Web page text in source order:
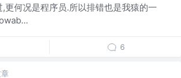
,更何况是程序员.所以排错也是我猿的一
6